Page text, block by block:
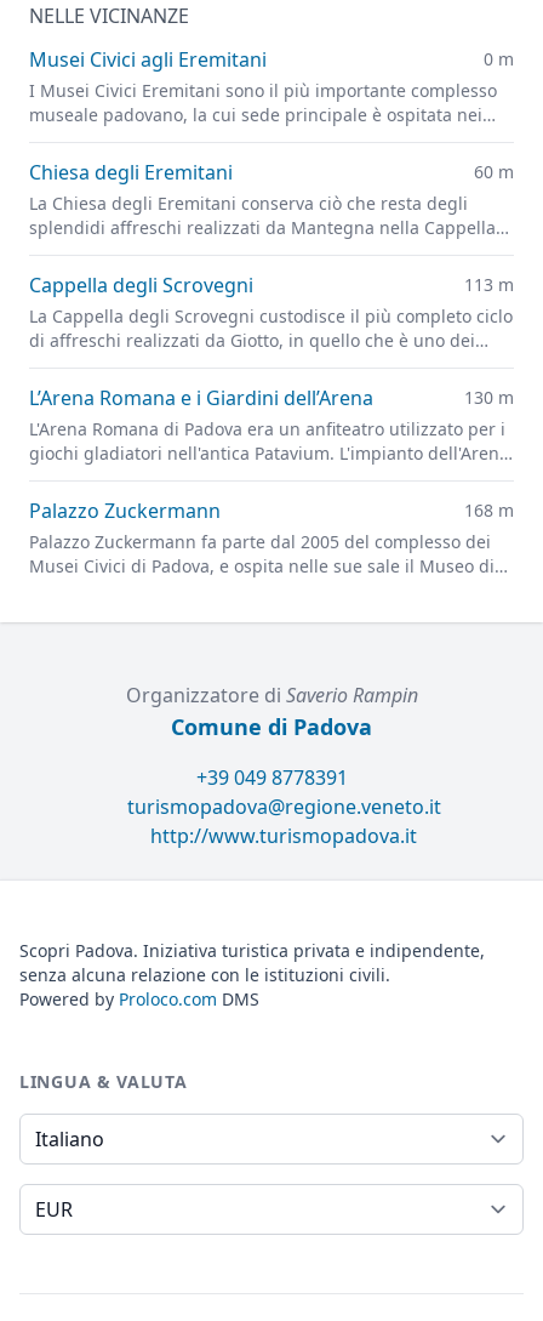
NELLE VICINANZE
Musei Civici agli Eremitani
0 m
I Musei Civici Eremitani sono il più importante complesso
museale padovano, la cui sede principale è ospitata nei
chiostri dell'ex convento dei frati Eremitani, in Piazza
Eremitani.
Chiesa degli Eremitani
60 m
La Chiesa degli Eremitani conserva ciò che resta degli
splendidi affreschi realizzati da Mantegna nella Cappella
Ovetari, parzialmente distrutti dai bombardamenti alleati
del 1944
Cappella degli Scrovegni
113 m
La Cappella degli Scrovegni custodisce il più completo ciclo
di affreschi realizzati da Giotto, in quello che è uno dei
capolavori più importanti dell'arte figurativa di tutti i tempi
L’Arena Romana e i Giardini dell’Arena
130 m
L'Arena Romana di Padova era un anfiteatro utilizzato per i
giochi gladiatori nell'antica Patavium. L'impianto dell'Arena
è ora alla base dei Giardini dell'Arena, il principale parco
cittadino.
Palazzo Zuckermann
168 m
Palazzo Zuckermann fa parte dal 2005 del complesso dei
Musei Civici di Padova, e ospita nelle sue sale il Museo di
Organizzatore di Saverio Rampin
Comune di Padova
+39 049 8778391
turismopadova@regione.veneto.it
http://www.turismopadova.it
Scopri Padova. Iniziativa turistica privata e indipendente,
senza alcuna relazione con le istituzioni civili.
Powered by Proloco.com DMS
LINGUA & VALUTA
Lingua
Valuta